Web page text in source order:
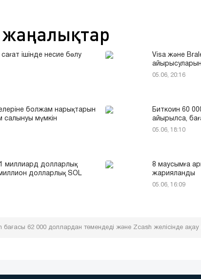
ішінде несие бөлу
Visa және
айырысуларын
05.06, 20:16
болжам нарықтарын
салынуы мүмкін
Биткоин 60
айырылса,
05.06, 18:10
миллиард долларлық
долларлық SOL
8 маусымға
жарияланды
05.06, 16:09
бағасы 62 000 доллардан төмендеді және Zcash желісінде